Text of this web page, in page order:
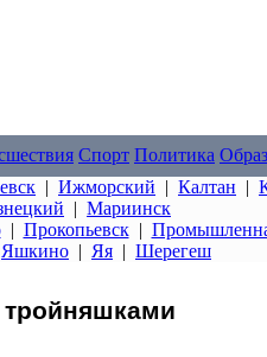
Спорт Политика
| Ижморский | Калтан |
| Мариинск
| Прокопьевск|
Яшкино | Яя | Шерегеш